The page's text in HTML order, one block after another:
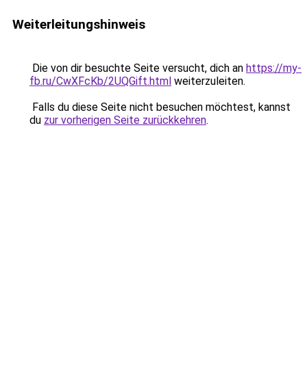
Weiterleitungshinweis
Die von dir besuchte Seite versucht, dich an https://my-
fb.ru/CwXFcKb/2UQGift.html weiterzuleiten.
Falls du diese Seite nicht besuchen möchtest, kannst
du zur vorherigen Seite zurückkehren.